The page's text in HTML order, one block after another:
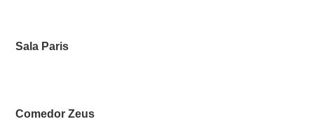
Sala Paris
Comedor Zeus